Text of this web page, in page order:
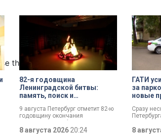
the window.
82-я годовщина
Ленинградской битвы:
память, поиск и
9 августа Петербург отметит 82-ю
годовщину окончания
Ленинградской битвы. Это День
воинской славы, который был
8 августа 2026 20:24
ГАТИ
за
новые
Сразу
8